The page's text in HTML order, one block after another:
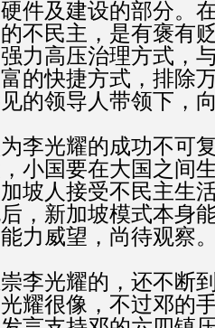
件及建设的部分。
不民主，是有褒有
力高压治理方式，
的快捷方式，排除
的领导人带领下，
李光耀的成功不可
小国要在大国之间
坡人接受不民主生
，新加坡模式本身
力威望，尚待观察
李光耀的，还不断
耀很像，不过邓的